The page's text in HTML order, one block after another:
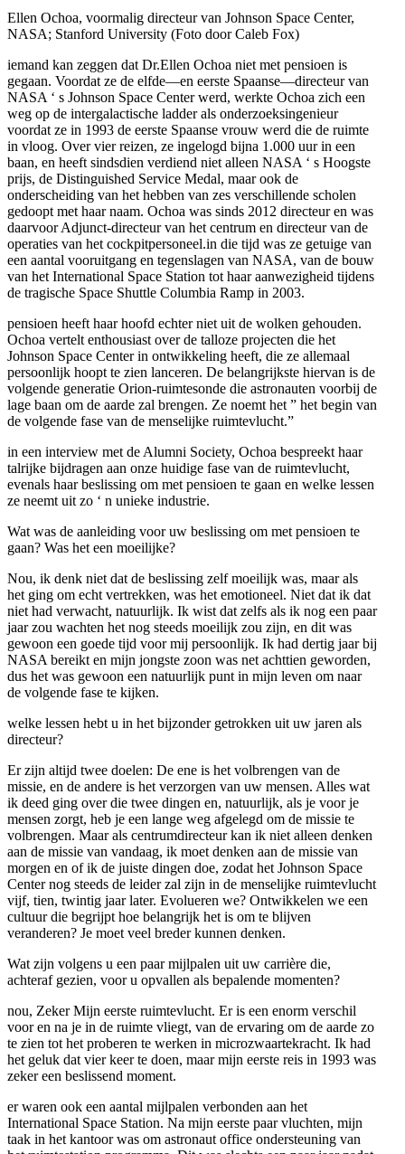
Ellen Ochoa, voormalig directeur van Johnson Space Center,
NASA; Stanford University (Foto door Caleb Fox)
iemand kan zeggen dat Dr.Ellen Ochoa niet met pensioen is
gegaan. Voordat ze de elfde—en eerste Spaanse—directeur van
NASA ‘ s Johnson Space Center werd, werkte Ochoa zich een
weg op de intergalactische ladder als onderzoeksingenieur
voordat ze in 1993 de eerste Spaanse vrouw werd die de ruimte
in vloog. Over vier reizen, ze ingelogd bijna 1.000 uur in een
baan, en heeft sindsdien verdiend niet alleen NASA ‘ s Hoogste
prijs, de Distinguished Service Medal, maar ook de
onderscheiding van het hebben van zes verschillende scholen
gedoopt met haar naam. Ochoa was sinds 2012 directeur en was
daarvoor Adjunct-directeur van het centrum en directeur van de
operaties van het cockpitpersoneel.in die tijd was ze getuige van
een aantal vooruitgang en tegenslagen van NASA, van de bouw
van het International Space Station tot haar aanwezigheid tijdens
de tragische Space Shuttle Columbia Ramp in 2003.
pensioen heeft haar hoofd echter niet uit de wolken gehouden.
Ochoa vertelt enthousiast over de talloze projecten die het
Johnson Space Center in ontwikkeling heeft, die ze allemaal
persoonlijk hoopt te zien lanceren. De belangrijkste hiervan is de
volgende generatie Orion-ruimtesonde die astronauten voorbij de
lage baan om de aarde zal brengen. Ze noemt het ” het begin van
de volgende fase van de menselijke ruimtevlucht.”
in een interview met de Alumni Society, Ochoa bespreekt haar
talrijke bijdragen aan onze huidige fase van de ruimtevlucht,
evenals haar beslissing om met pensioen te gaan en welke lessen
ze neemt uit zo ‘ n unieke industrie.
Wat was de aanleiding voor uw beslissing om met pensioen te
gaan? Was het een moeilijke?
Nou, ik denk niet dat de beslissing zelf moeilijk was, maar als
het ging om echt vertrekken, was het emotioneel. Niet dat ik dat
niet had verwacht, natuurlijk. Ik wist dat zelfs als ik nog een paar
jaar zou wachten het nog steeds moeilijk zou zijn, en dit was
gewoon een goede tijd voor mij persoonlijk. Ik had dertig jaar bij
NASA bereikt en mijn jongste zoon was net achttien geworden,
dus het was gewoon een natuurlijk punt in mijn leven om naar
de volgende fase te kijken.
welke lessen hebt u in het bijzonder getrokken uit uw jaren als
directeur?
Er zijn altijd twee doelen: De ene is het volbrengen van de
missie, en de andere is het verzorgen van uw mensen. Alles wat
ik deed ging over die twee dingen en, natuurlijk, als je voor je
mensen zorgt, heb je een lange weg afgelegd om de missie te
volbrengen. Maar als centrumdirecteur kan ik niet alleen denken
aan de missie van vandaag, ik moet denken aan de missie van
morgen en of ik de juiste dingen doe, zodat het Johnson Space
Center nog steeds de leider zal zijn in de menselijke ruimtevlucht
vijf, tien, twintig jaar later. Evolueren we? Ontwikkelen we een
cultuur die begrijpt hoe belangrijk het is om te blijven
veranderen? Je moet veel breder kunnen denken.
Wat zijn volgens u een paar mijlpalen uit uw carrière die,
achteraf gezien, voor u opvallen als bepalende momenten?
nou, Zeker Mijn eerste ruimtevlucht. Er is een enorm verschil
voor en na je in de ruimte vliegt, van de ervaring om de aarde zo
te zien tot het proberen te werken in microzwaartekracht. Ik had
het geluk dat vier keer te doen, maar mijn eerste reis in 1993 was
zeker een beslissend moment.
er waren ook een aantal mijlpalen verbonden aan het
International Space Station. Na mijn eerste paar vluchten, mijn
taak in het kantoor was om astronaut office ondersteuning van